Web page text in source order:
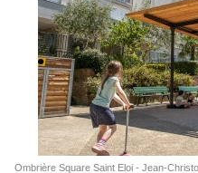
Ombrière Square Saint Eloi - Jean-